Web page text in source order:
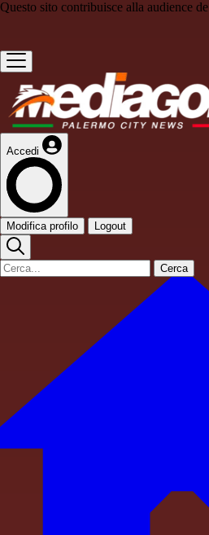
Questo sito contribuisce alla audience de
Accedi
Modifica profilo Logout
Cerca